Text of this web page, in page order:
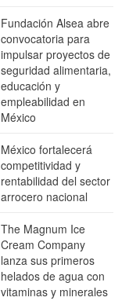
Fundación Alsea abre
convocatoria para
impulsar proyectos de
seguridad alimentaria,
educación y
empleabilidad en
México
México fortalecerá
competitividad y
rentabilidad del sector
arrocero nacional
The Magnum Ice
Cream Company
lanza sus primeros
helados de agua con
vitaminas y minerales